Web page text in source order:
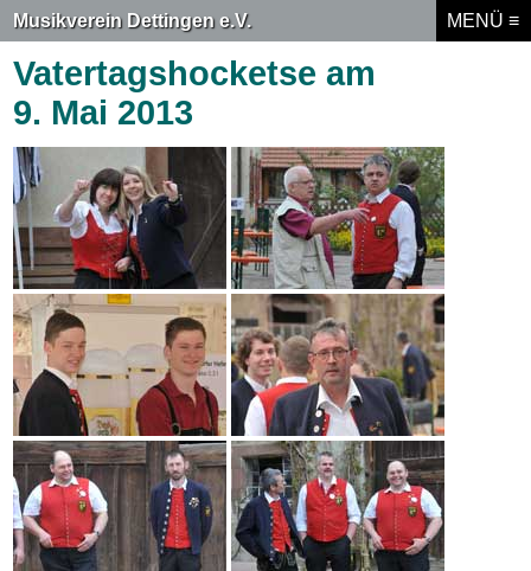
Musikverein Dettingen e.V. MENÜ ≡
MENÜ ≡
Vatertagshocketse am
9. Mai 2013